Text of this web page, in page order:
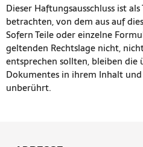
Dieser Haftungsausschluss ist
betrachten, von dem aus auf
Sofern Teile oder einzelne
geltenden Rechtslage nicht,
entsprechen sollten, bleiben die
Dokumentes in ihrem Inhalt
unberührt.